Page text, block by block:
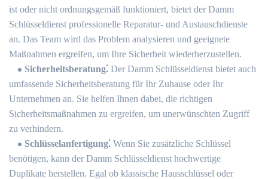
ist oder nicht ordnungsgemäß funktioniert, bietet der Damm
Schlüsseldienst professionelle Reparatur- und Austauschdienste
an. Das Team wird das Problem analysieren und geeignete
Maßnahmen ergreifen, um Ihre Sicherheit wiederherzustellen.​
Sicherheitsberatung⁚ Der Damm Schlüsseldienst bietet auch
umfassende Sicherheitsberatung für Ihr Zuhause oder Ihr
Unternehmen an. Sie helfen Ihnen dabei, die richtigen
Sicherheitsmaßnahmen zu ergreifen, um unerwünschten Zugriff
zu verhindern.
Schlüsselanfertigung⁚ Wenn Sie zusätzliche Schlüssel
benötigen, kann der Damm Schlüsseldienst hochwertige
Duplikate herstellen.​ Egal ob klassische Hausschlüssel oder